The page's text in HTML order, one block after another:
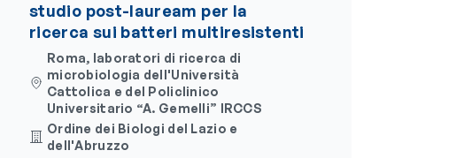
studio post-lauream per la
ricerca sui batteri multiresistenti
Roma, laboratori di ricerca di
microbiologia dell'Università
Cattolica e del Policlinico
Universitario “A. Gemelli” IRCCS
Ordine dei Biologi del Lazio e
dell'Abruzzo